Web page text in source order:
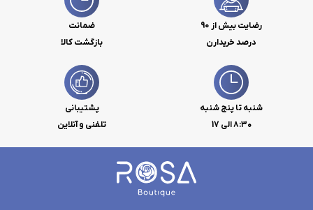
رضایت بیش از 90
درصد خریدارن
ضمانت
بازگشت کالا
شنبه تا پنج شنبه
۸:۳۰ الی 17
پشتیبانی
تلفنی و آنلاین